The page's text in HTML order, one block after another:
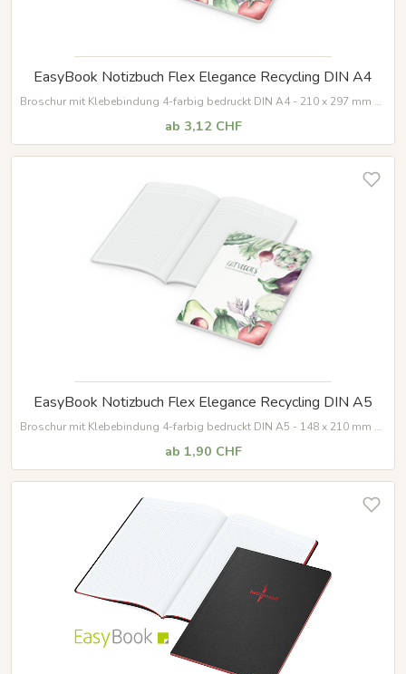
EasyBook Notizbuch Flex Elegance Recycling DIN A4
Broschur mit Klebebindung 4-farbig bedruckt DIN A4 - 210 x 297 mm 96
ab 3,12 CHF
EasyBook Notizbuch Flex Elegance Recycling DIN A5
Broschur mit Klebebindung 4-farbig bedruckt DIN A5 - 148 x 210 mm 96
ab 1,90 CHF